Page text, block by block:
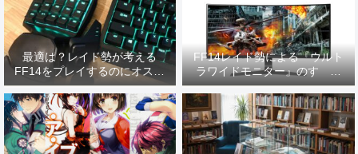
最適は？レイド勢が考える
FF14をプレイするのにオスス
メなデバイス【2026年更新】
FF14レイド勢による『ウルト
ラワイドモニター』のすゝめ
【2026年更新】